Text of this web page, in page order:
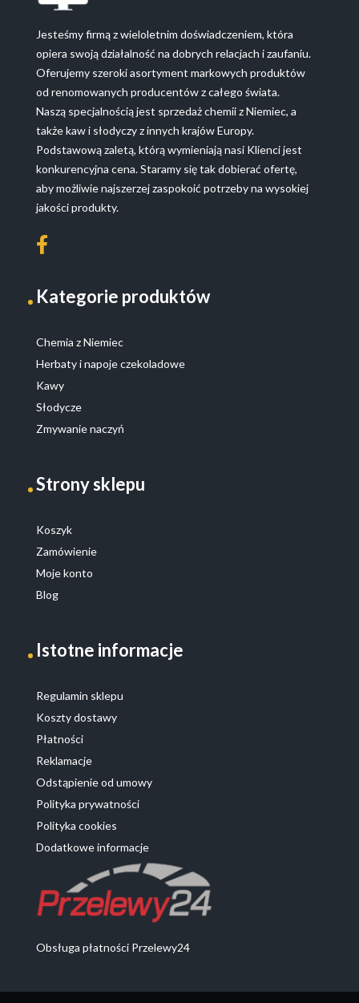
Jesteśmy firmą z wieloletnim doświadczeniem, która
opiera swoją działalność na dobrych relacjach i zaufaniu.
Oferujemy szeroki asortyment markowych produktów
od renomowanych producentów z całego świata.
Naszą specjalnością jest sprzedaż chemii z Niemiec, a
także kaw i słodyczy z innych krajów Europy.
Podstawową zaletą, którą wymieniają nasi Klienci jest
konkurencyjna cena. Staramy się tak dobierać ofertę,
aby możliwie najszerzej zaspokoić potrzeby na wysokiej
jakości produkty.
Kategorie produktów
Chemia z Niemiec
Herbaty i napoje czekoladowe
Kawy
Słodycze
Zmywanie naczyń
Strony sklepu
Koszyk
Zamówienie
Moje konto
Blog
Istotne informacje
Regulamin sklepu
Koszty dostawy
Płatności
Reklamacje
Odstąpienie od umowy
Polityka prywatności
Polityka cookies
Dodatkowe informacje
Obsługa płatności Przelewy24